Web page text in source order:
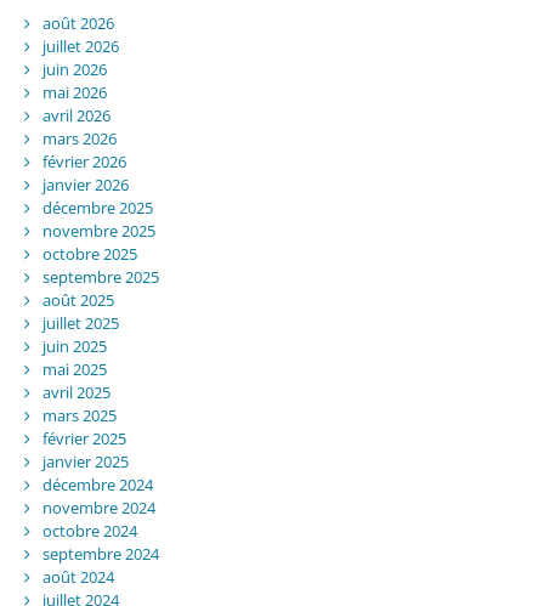
août 2026
juillet 2026
juin 2026
mai 2026
avril 2026
mars 2026
février 2026
janvier 2026
décembre 2025
novembre 2025
octobre 2025
septembre 2025
août 2025
juillet 2025
juin 2025
mai 2025
avril 2025
mars 2025
février 2025
janvier 2025
décembre 2024
novembre 2024
octobre 2024
septembre 2024
août 2024
juillet 2024